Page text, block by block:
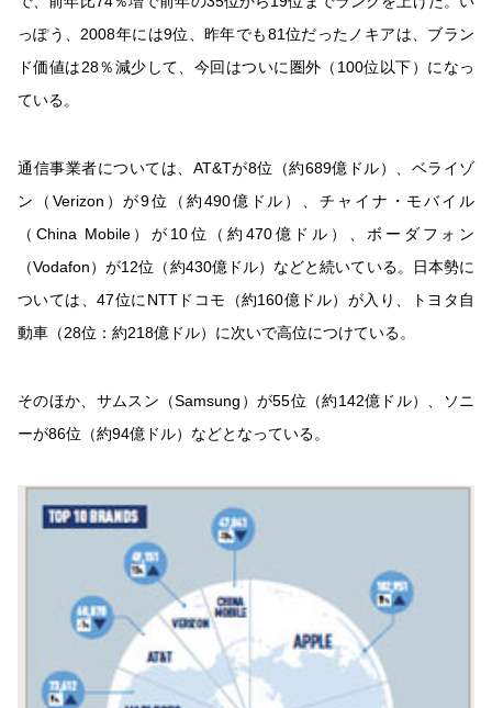
っぽう、2008年には9位、昨年でも81位だったノキアは、ブラン
ド価値は28％減少して、今回はついに圏外（100位以下）になっ
ている。
通信事業者については、AT&Tが8位（約689億ドル）、ベライゾ
ン（Verizon）が9位（約490億ドル）、チャイナ・モバイル
（China Mobile）が10位（約470億ドル）、ボーダフォン
（Vodafon）が12位（約430億ドル）などと続いている。日本勢に
ついては、47位にNTTドコモ（約160億ドル）が入り、トヨタ自
動車（28位：約218億ドル）に次いで高位につけている。
そのほか、サムスン（Samsung）が55位（約142億ドル）、ソニ
ーが86位（約94億ドル）などとなっている。